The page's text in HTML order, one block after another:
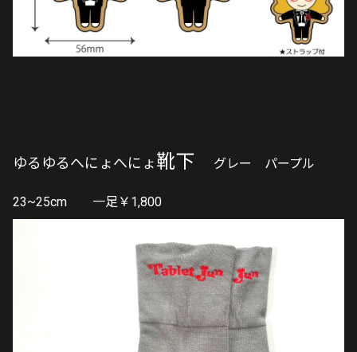
ゆるゆるへにょへにょ靴下 グレー パープル
23~25cm 一足￥1,800